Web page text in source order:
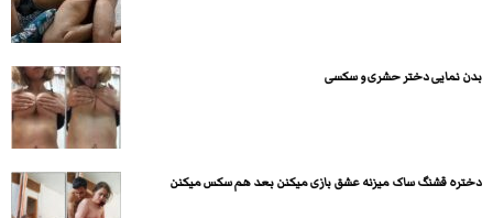
بدن نمایی دختر حشری و سکسی
دختره قشنگ ساک میزنه عشق بازی میکنن بعد هم سکس میکنن